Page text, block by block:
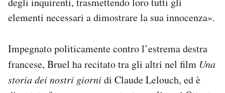
elementi necessari a dimostrare la sua innocenza».
Impegnato politicamente contro l’estrema destra
francese, Bruel ha recitato tra gli altri nel film Una
storia dei nostri giornidi Claude Lelouch, ed è